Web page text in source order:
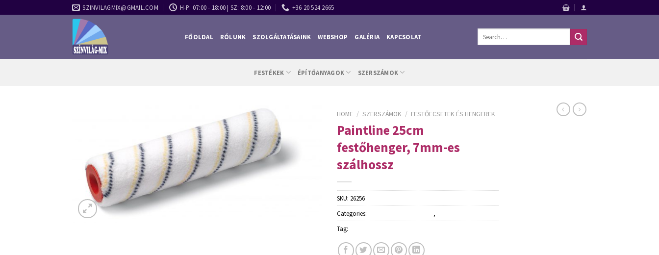
to
SZINVILAGMIX@GMAIL.COM H-P: 07:00 - 18:00 | SZ: 8:00 - 12:00 +36 20 524 2665
FŐOLDAL RÓLUNK SZOLGÁLTATÁSAINK WEBSHOP GALÉRIA KAPCSOLAT
FESTÉKEK ÉPÍTŐANYAGOK SZERSZÁMOK
HOME / SZERSZÁMOK / FESTŐECSETEK ÉS HENGEREK
Paintline 25cm
festőhenger, 7mm-es
szálhossz
SKU: 26256
Categories:
,
Tag: